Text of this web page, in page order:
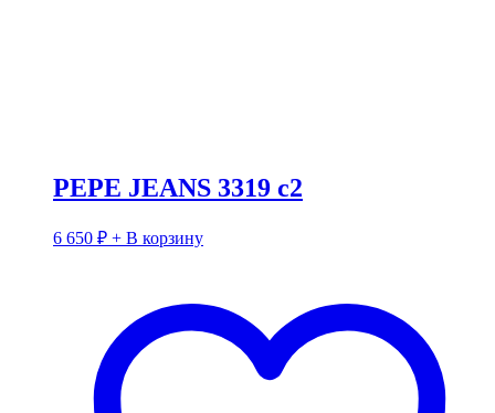
PEPE JEANS 3319 c2
6 650 ₽ + В корзину